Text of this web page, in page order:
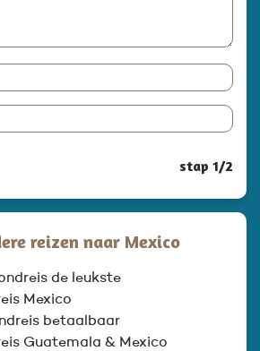
stap 1/2
reizen naar Mexico
de leukste
Mexico
betaalbaar
Guatemala & Mexico